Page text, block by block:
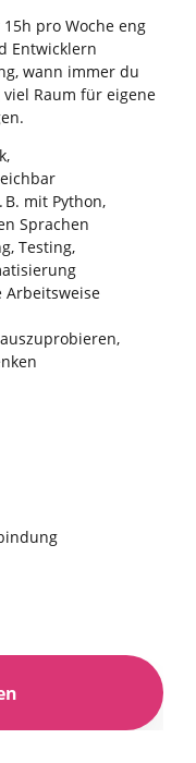
pro Woche eng
Entwicklern
wann immer du
Raum für eigene
mit Python,
Sprachen
Testing,